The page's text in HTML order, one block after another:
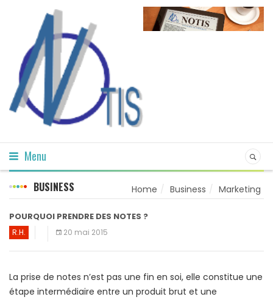
Menu
BUSINESS Home Business Marketing
POURQUOI PRENDRE DES NOTES ?
R.H. 20 mai 2015
La prise de notes n’est pas une fin en soi, elle constitue une
étape intermédiaire entre un produit brut et une